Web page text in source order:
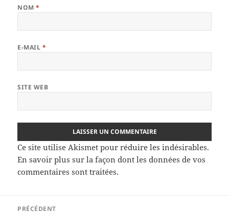
NOM*
E-MAIL *
SITE WEB
Ce site utilise Akismet pour réduire les indésirables.
En savoir plus sur la façon dont les données de vos
commentaires sont traitées.
PRÉCÉDENT